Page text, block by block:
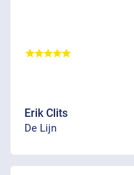
Erik Clits
De Lijn